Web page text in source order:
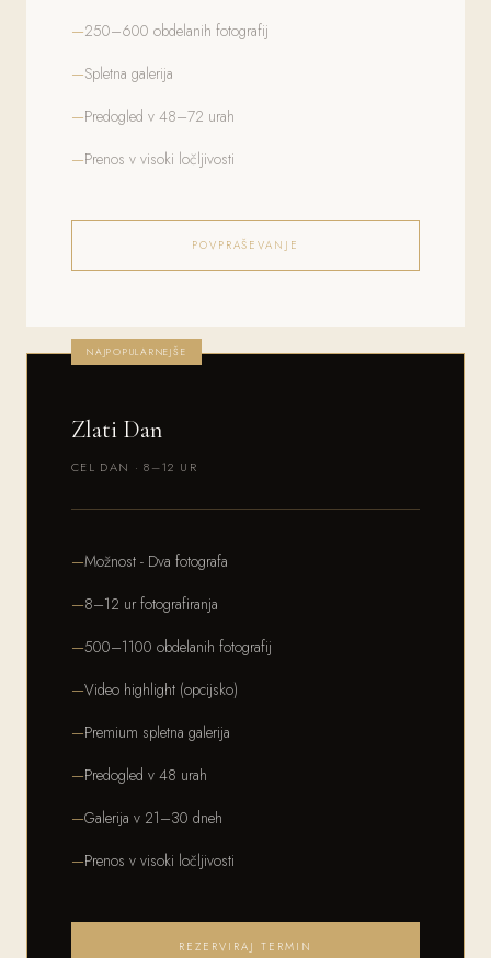
250–600 obdelanih fotografij
Spletna galerija
Predogled v 48–72 urah
Prenos v visoki ločljivosti
POVPRAŠEVANJE
NAJPOPULARNEJŠE
Zlati Dan
CEL DAN · 8–12 UR
Možnost - Dva fotografa
8–12 ur fotografiranja
500–1100 obdelanih fotografij
Video highlight (opcijsko)
Premium spletna galerija
Predogled v 48 urah
Galerija v 21–30 dneh
Prenos v visoki ločljivosti
REZERVIRAJ TERMIN